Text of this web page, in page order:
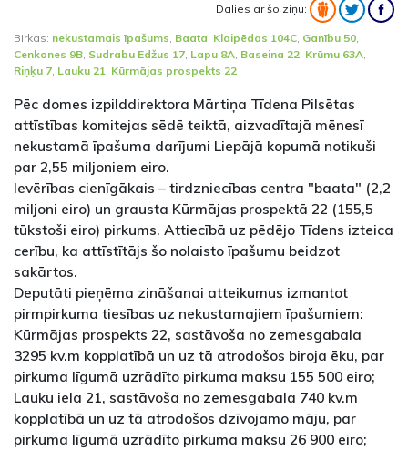
Dalies ar šo ziņu:
Birkas: nekustamais īpašums, Baata, Klaipēdas 104C, Ganību 50,
Cenkones 9B, Sudrabu Edžus 17, Lapu 8A, Baseina 22, Krūmu 63A,
Riņķu 7, Lauku 21, Kūrmājas prospekts 22
Pēc domes izpilddirektora Mārtiņa Tīdena Pilsētas
attīstības komitejas sēdē teiktā, aizvadītajā mēnesī
nekustamā īpašuma darījumi Liepājā kopumā notikuši
par 2,55 miljoniem eiro.
Ievērības cienīgākais – tirdzniecības centra "baata" (2,2
miljoni eiro) un grausta Kūrmājas prospektā 22 (155,5
tūkstoši eiro) pirkums. Attiecībā uz pēdējo Tīdens izteica
cerību, ka attīstītājs šo nolaisto īpašumu beidzot
sakārtos.
Deputāti pieņēma zināšanai atteikumus izmantot
pirmpirkuma tiesības uz nekustamajiem īpašumiem:
Kūrmājas prospekts 22, sastāvoša no zemesgabala
3295 kv.m kopplatībā un uz tā atrodošos biroja ēku, par
pirkuma līgumā uzrādīto pirkuma maksu 155 500 eiro;
Lauku iela 21, sastāvoša no zemesgabala 740 kv.m
kopplatībā un uz tā atrodošos dzīvojamo māju, par
pirkuma līgumā uzrādīto pirkuma maksu 26 900 eiro;